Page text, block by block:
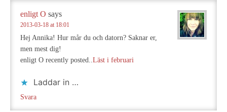
enligt O says
2013-03-18 at 18:01
Hej Annika! Hur mår du och datorn? Saknar er,
men mest dig!
enligt O recently posted..Läst i februari
Laddar in …
Svara